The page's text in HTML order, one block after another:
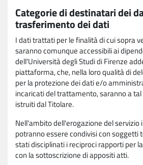
Categorie di destinatari dei
trasferimento dei dati
I dati trattati per le finalità di cui sopra
saranno comunque accessibili ai
dell'Università degli Studi di Firenze
piattaforma, che, nella loro qualità di
per la protezione dei dati e/o
incaricati del trattamento, saranno a
istruiti dal Titolare.
Nell'ambito dell'erogazione del servizio
potranno essere condivisi con soggetti
stati disciplinati i reciproci rapporti per
con la sottoscrizione di appositi atti.